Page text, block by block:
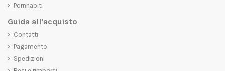
Pornhabiti
Guida all'acquisto
Contatti
Pagamento
Spedizioni